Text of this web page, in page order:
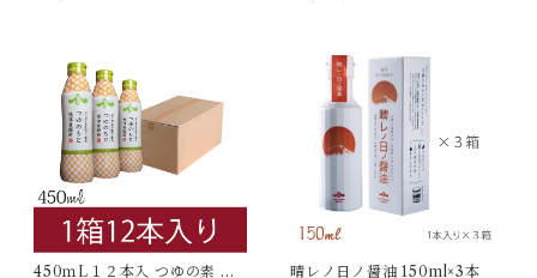
450ｍL１２本入 つゆの素 密
晴レノ日ノ醤油 150ml×3本